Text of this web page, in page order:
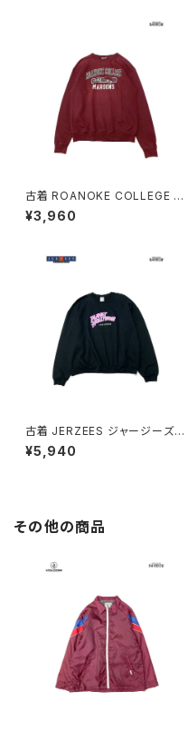
古着 ROANOKE COLLEGE M
AROONS カレッジロゴ 長袖 ス
ウェット トレーナー 赤 ボルドー
¥3,960
古着 JERZEES ジャージーズ P
LANET HOLLYWOOD ロゴ
長袖 スウェット トレーナー 黒 (t
¥5,940
その他の商品